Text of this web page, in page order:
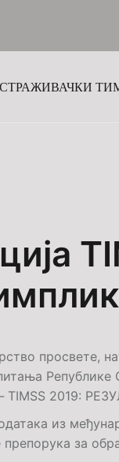
просвете,
Републике
TIMSS 2019:
из
за